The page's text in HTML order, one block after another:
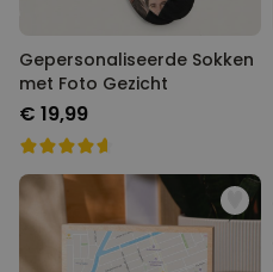
Gepersonaliseerde Sokken
met Foto Gezicht
€ 19,99